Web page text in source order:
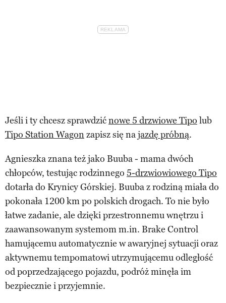
Jeśli i ty chcesz sprawdzićnowe 5 drzwiowe Tipo lub
Tipo Station Wagonzapisz się najazdę próbną.
Agnieszka znana też jako Buuba - mama dwóch
chłopców, testując rodzinnego 5-drzwiowiowego Tipo
dotarła do Krynicy Górskiej. Buuba z rodziną miała do
pokonała 1200 km po polskich drogach. To nie było
łatwe zadanie, ale dzięki przestronnemu wnętrzu i
zaawansowanym systemom m.in. Brake Control
hamującemu automatycznie w awaryjnej sytuacji oraz
aktywnemu tempomatowi utrzymującemu odległość
od poprzedzającego pojazdu, podróż minęła im
bezpiecznie i przyjemnie.